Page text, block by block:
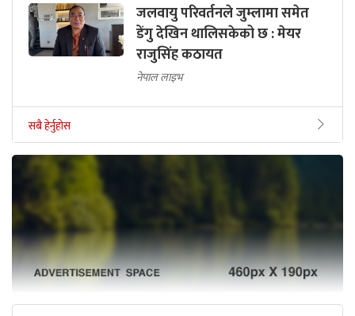
जलवायु परिवर्तनले जुम्लामा समेत
डेंगु देखिन थालिसकेको छ : मेयर
राजुसिंह कठायत
नेपाल लाइभ
सबै हेर्नुहोस